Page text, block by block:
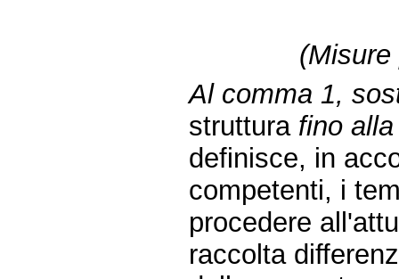
Al comma 1,
struttura fino
definisce, in
competenti, i
procedere
raccolta